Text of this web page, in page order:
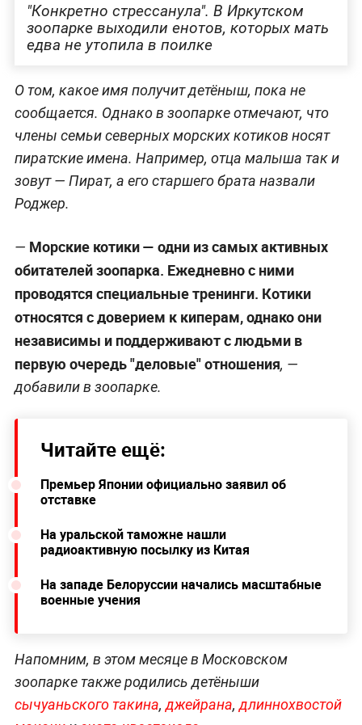
"Конкретно стрессанула". В Иркутском
зоопарке выходили енотов, которых мать
едва не утопила в поилке
О том, какое имя получит детёныш, пока не
сообщается. Однако в зоопарке отмечают, что
члены семьи северных морских котиков носят
пиратские имена. Например, отца малыша так и
зовут — Пират, а его старшего брата назвали
Роджер.
— Морские котики — одни из самых активных
обитателей зоопарка. Ежедневно с ними
проводятся специальные тренинги. Котики
относятся с доверием к киперам, однако они
независимы и поддерживают с людьми в
первую очередь "деловые" отношения, —
добавили в зоопарке.
Читайте ещё:
Премьер Японии официально заявил об
отставке
На уральской таможне нашли
радиоактивную посылку из Китая
На западе Белоруссии начались масштабные
военные учения
Напомним, в этом месяце в Московском
зоопарке также родились детёныши
сычуаньского такина,джейрана,длиннохвостой